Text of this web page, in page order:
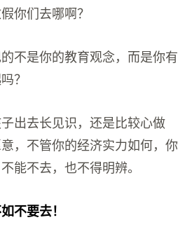
你们去哪啊？
不是你的教育观念，而是你有
？
出去长见识，还是比较心做
，不管你的经济实力如何，你
能不去，也不得明辨。
不要去！